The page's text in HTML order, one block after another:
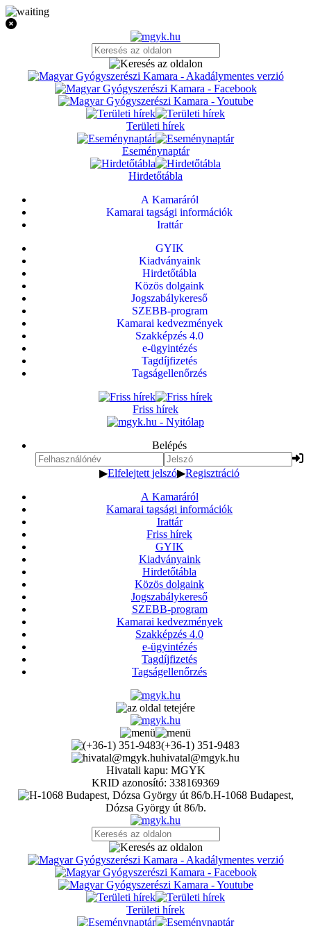
Területi hírek
Eseménynaptár
Hirdetőtábla
A Kamaráról
Kamarai tagsági információk
Irattár
GYIK
Kiadványaink
Hirdetőtábla
Közös dolgaink
Jogszabálykereső
SZEBB-program
Kamarai kedvezmények
Szakképzés 4.0
e-ügyintézés
Tagdíjfizetés
Tagságellenőrzés
Friss hírek
Belépés
▶Elfelejtett jelszó▶Regisztráció
A Kamaráról
Kamarai tagsági információk
Irattár
Friss hírek
GYIK
Kiadványaink
Hirdetőtábla
Közös dolgaink
Jogszabálykereső
SZEBB-program
Kamarai kedvezmények
Szakképzés 4.0
e-ügyintézés
Tagdíjfizetés
Tagságellenőrzés
(+36-1) 351-9483
hivatal@mgyk.hu
Hivatali kapu: MGYK
KRID azonosító: 338169369
H-1068 Budapest,
Dózsa György út 86/b.
Területi hírek